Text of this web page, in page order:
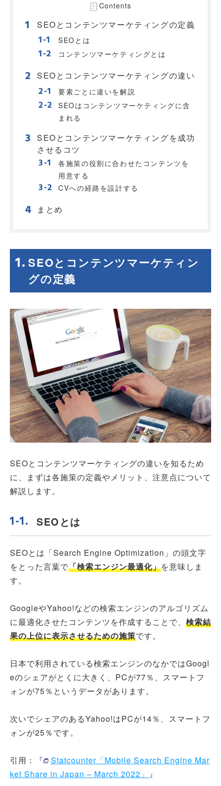
Contents
SEOとコンテンツマーケティングの定義
SEOとは
コンテンツマーケティングとは
SEOとコンテンツマーケティングの違い
要素ごとに違いを解説
SEOはコンテンツマーケティングに含
まれる
SEOとコンテンツマーケティングを成功
させるコツ
各施策の役割に合わせたコンテンツを
用意する
CVへの経路を設計する
まとめ
SEOとコンテンツマーケティン
グの定義
SEOとコンテンツマーケティングの違いを知るため
に、まずは各施策の定義やメリット、注意点について
解説します。
SEOとは
SEOとは「Search Engine Optimization​​」の頭文字
をとった言葉で「検索エンジン最適化」を意味しま
す。
GoogleやYahoo!などの検索エンジンのアルゴリズム
に最適化させたコンテンツを作成することで、 検索結
果の上位に表示させるための施策です。
日本で利用されている検索エンジンのなかではGoogl
eのシェアがとくに大きく、PCが77％、スマートフ
ォンが75％というデータがあります。
次いでシェアのあるYahoo!はPCが14％、スマートフ
ォンが25％です。
引用：『
Statcounter「Mobile Search Engine Mar
ket Share in Japan – March 2022」 』